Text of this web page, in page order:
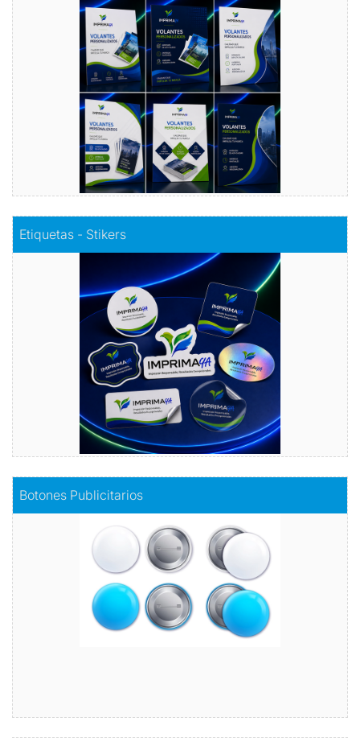
Publicidad efectiva, presupuesto inteligente: Nuestros
volantes publicitarios económicos, la clave para llegar a
más clientes sin romper el banco.
Comprar
Etiquetas - Stikers
Este elemento es unas muchas veces para clasificar
diferentes unidades en un conjunto de elementos, que al
mismo tiempo sirven para darles relevancia especial
Comprar
Comprar
Botones Publicitarios
Lleva tu marca al siguiente nivel
Comprar
Comprar